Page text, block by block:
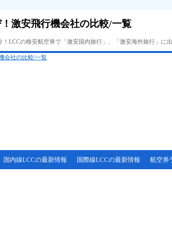
激安飛行機会社の比較/一覧
LCCの格安航空券で「激安国内旅行」、「激安海外旅行」に
国内線LCCの最新情報 国際線LCCの最新情報 航空券